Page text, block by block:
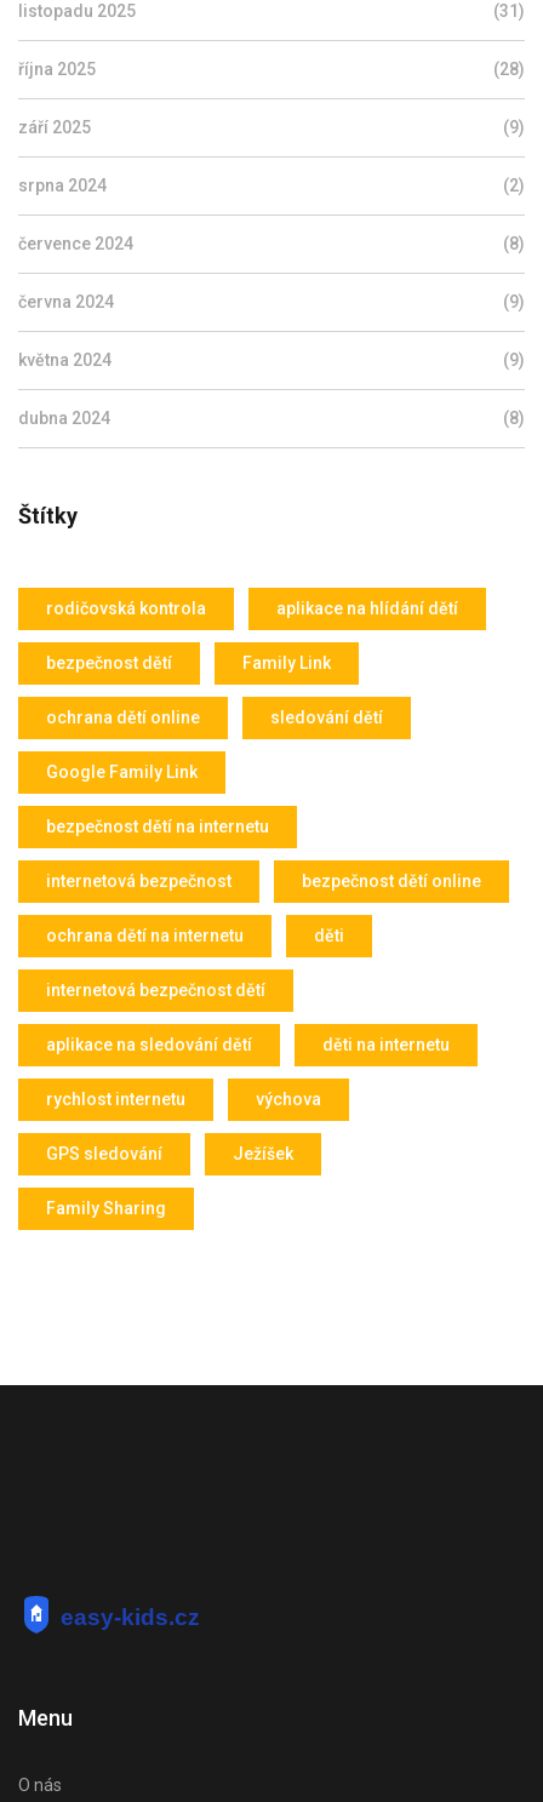
listopadu 2025 (31)
října 2025 (28)
září 2025 (9)
srpna 2024 (2)
července 2024 (8)
června 2024 (9)
května 2024 (9)
dubna 2024 (8)
Štítky
rodičovská kontrola aplikace na hlídání dětí
bezpečnost dětí Family Link
ochrana dětí online sledování dětí
Google Family Link
bezpečnost dětí na internetu
internetová bezpečnost bezpečnost dětí online
ochrana dětí na internetu děti
internetová bezpečnost dětí
aplikace na sledování dětí děti na internetu
rychlost internetu výchova
GPS sledování Ježíšek
Family Sharing
Menu
O nás